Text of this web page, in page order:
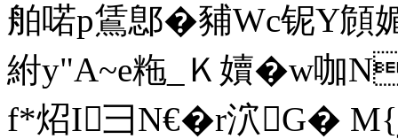
舶喏p鵀鄎 �豧Wc铌Y
紨y"A~e粚_Ｋ嬻�w咖
f*炤I彐N€�r泬G�